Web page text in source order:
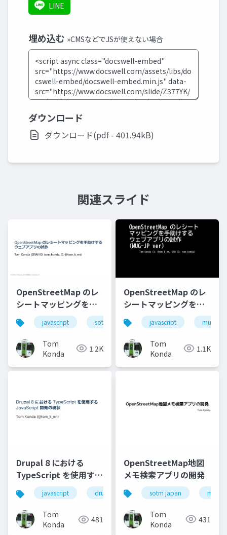
LINE
埋め込む »CMSなどでJSが使えない場合
ダウンロード
ダウンロード(pdf - 401.94kB)
関連スライド
OpenStreetMap のレ
シートマッピングを⼿
助けするウェブアプリ
の試作
javascript sotm_japan foss4g_hokkaido
Tom
Konda
1.2K
OpenStreetMap のレ
シートマッピングを手
助けするウェブアプリ
の試作 (MUG-JP ver)
javascript mugjp
Tom
Konda
1.1K
Drupal 8 における
TypeScript を使用する
JavaScript 開発の現状
javascript drupal8 typescript
Tom
Konda
481
OpenStreetMap地図
メモ検索アプリの開発
sotm japan map
Tom
Konda
431